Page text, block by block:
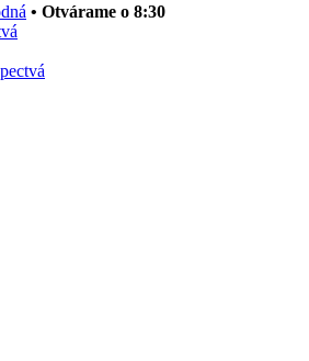
• Otvárame o 8:30